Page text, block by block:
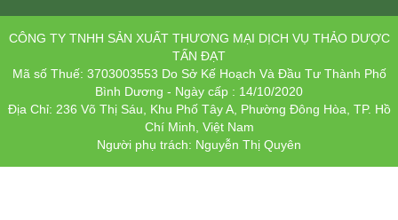
CÔNG TY TNHH SẢN XUẤT THƯƠNG MẠI DỊCH VỤ THẢO DƯỢC
TẤN ĐẠT
Mã số Thuế: 3703003553 Do Sở Kế Hoạch Và Đầu Tư Thành Phố
Bình Dương - Ngày cấp : 14/10/2020
Địa Chỉ: 236 Võ Thị Sáu, Khu Phố Tây A, Phường Đông Hòa, TP. Hồ
Chí Minh, Việt Nam
Người phụ trách: Nguyễn Thị Quyên